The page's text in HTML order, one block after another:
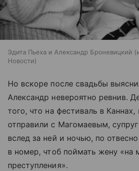
Эдита Пьеха и Александр Броневицкий
Новости
Но вскоре после свадьбы
Александр невероятно ревнив.
того, что на фестиваль в
отправили с Магомаевым,
вслед за ней и ночью, по
в номер, чтоб поймать жену «на
преступления».